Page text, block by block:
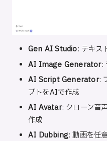
Gen AI Studio: テキス
AI Image Generator:
AI Script Generator:
プトをAIで作成
AI Avatar: クローン音
作成
AI Dubbing: 動画を任